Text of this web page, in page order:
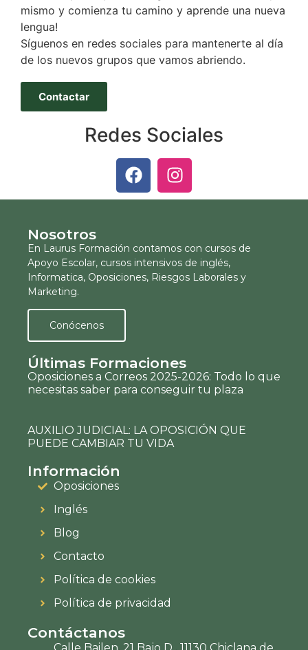
mismo y comienza tu camino y aprende una nueva
lengua!
Síguenos en redes sociales para mantenerte al día
de los nuevos grupos que vamos abriendo.
Contactar
Redes Sociales
Nosotros
En Laurus Formación contamos con cursos de
Apoyo Escolar, cursos intensivos de inglés,
Informatica, Oposiciones, Riesgos Laborales y
Marketing.
Conócenos
Últimas Formaciones
Oposiciones a Correos 2025-2026: Todo lo que
necesitas saber para conseguir tu plaza
AUXILIO JUDICIAL: LA OPOSICIÓN QUE
PUEDE CAMBIAR TU VIDA
Información
Oposiciones
Inglés
Blog
Contacto
Política de cookies
Política de privacidad
Contáctanos